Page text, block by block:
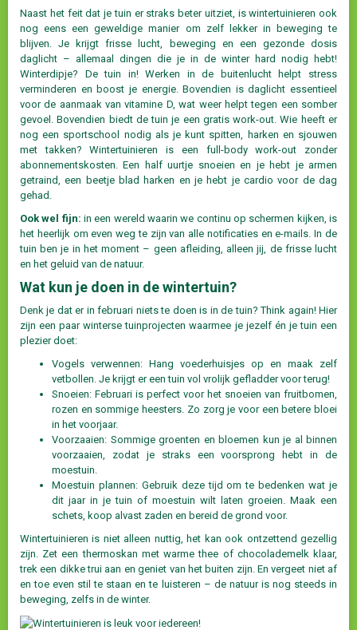
Naast het feit dat je tuin er straks beter uitziet, is wintertuinieren ook
nog eens een geweldige manier om zelf lekker in beweging te
blijven. Je krijgt frisse lucht, beweging en een gezonde dosis
daglicht – allemaal dingen die je in de winter hard nodig hebt!
Winterdipje? De tuin in! Werken in de buitenlucht helpt stress
verminderen en boost je energie. Bovendien is daglicht essentieel
voor de aanmaak van vitamine D, wat weer helpt tegen een somber
gevoel. Bovendien biedt de tuin je een gratis work-out. Wie heeft er
nog een sportschool nodig als je kunt spitten, harken en sjouwen
met takken? Wintertuinieren is een full-body work-out zonder
abonnementskosten. Een half uurtje snoeien en je hebt je armen
getraind, een beetje blad harken en je hebt je cardio voor de dag
gehad.
Ook wel fijn: in een wereld waarin we continu op schermen kijken, is
het heerlijk om even weg te zijn van alle notificaties en e-mails. In de
tuin ben je in het moment – geen afleiding, alleen jij, de frisse lucht
en het geluid van de natuur.
Wat kun je doen in de wintertuin?
Denk je dat er in februari niets te doen is in de tuin? Think again! Hier
zijn een paar winterse tuinprojecten waarmee je jezelf én je tuin een
plezier doet:
Vogels verwennen: Hang voederhuisjes op en maak zelf
vetbollen. Je krijgt er een tuin vol vrolijk gefladder voor terug!
Snoeien: Februari is perfect voor het snoeien van fruitbomen,
rozen en sommige heesters. Zo zorg je voor een betere bloei
in het voorjaar.
Voorzaaien: Sommige groenten en bloemen kun je al binnen
voorzaaien, zodat je straks een voorsprong hebt in de
moestuin.
Moestuin plannen: Gebruik deze tijd om te bedenken wat je
dit jaar in je tuin of moestuin wilt laten groeien. Maak een
schets, koop alvast zaden en bereid de grond voor.
Wintertuinieren is niet alleen nuttig, het kan ook ontzettend gezellig
zijn. Zet een thermoskan met warme thee of chocolademelk klaar,
trek een dikke trui aan en geniet van het buiten zijn. En vergeet niet af
en toe even stil te staan en te luisteren – de natuur is nog steeds in
beweging, zelfs in de winter.